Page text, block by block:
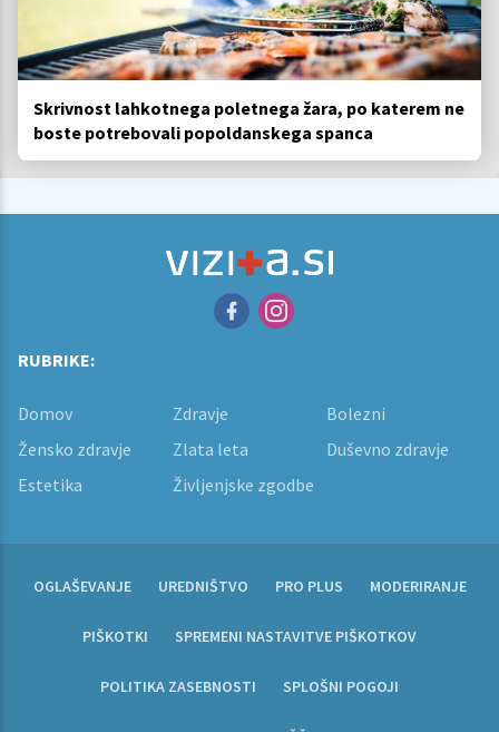
Skrivnost lahkotnega poletnega žara, po katerem ne
boste potrebovali popoldanskega spanca
RUBRIKE:
Domov Zdravje
Bolezni
Žensko zdravje
Zlata leta
Duševno zdravje
Estetika
Življenjske zgodbe
OGLAŠEVANJE UREDNIŠTVO PRO PLUS MODERIRANJE
PIŠKOTKI SPREMENI NASTAVITVE PIŠKOTKOV
POLITIKA ZASEBNOSTI SPLOŠNI POGOJI